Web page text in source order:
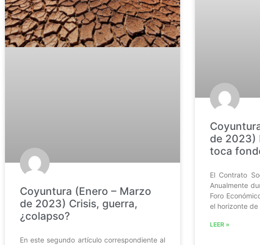
Coyuntura (Enero – Marzo
de 2023) Crisis, guerra,
¿colapso?
En este segundo artículo correspondiente al
de 2023)
toca
El Contrato
Anualmente
Foro
el horizonte de
LEER »